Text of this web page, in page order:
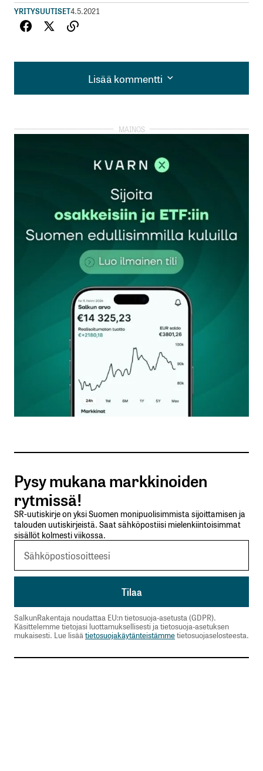
YRITYSUUTISET4.5.2021
Lisää kommentti
Lisää kommentti
kirjautua
rekisteröityä
Sähköpostiosoitettasi ei julkaista.Pakolliset
kentät on merkitty*
Kommentti*
Nimesi tai nimimerkkisi
Sähköpostiosoitteesi
Tilaa SalkunRakentajan uutiskirje
Lähetä kommentti
Pysy mukana markkinoiden
rytmissä!
SR-uutiskirje on yksi Suomen monipuolisimmista sijoittamisen ja
talouden uutiskirjeistä. Saat sähköpostiisi mielenkiintoisimmat
sisällöt kolmesti viikossa.
SalkunRakentaja noudattaa EU:n tietosuoja-asetusta (GDPR).
Käsittelemme tietojasi luottamuksellisesti ja tietosuoja-asetuksen
mukaisesti. Lue lisää tietosuojakäytänteistämmetietosuojaselosteesta.